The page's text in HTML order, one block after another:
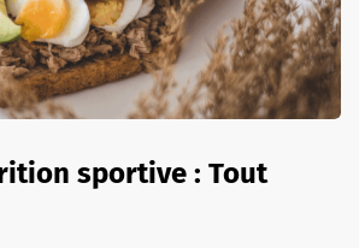
sportive : Tout